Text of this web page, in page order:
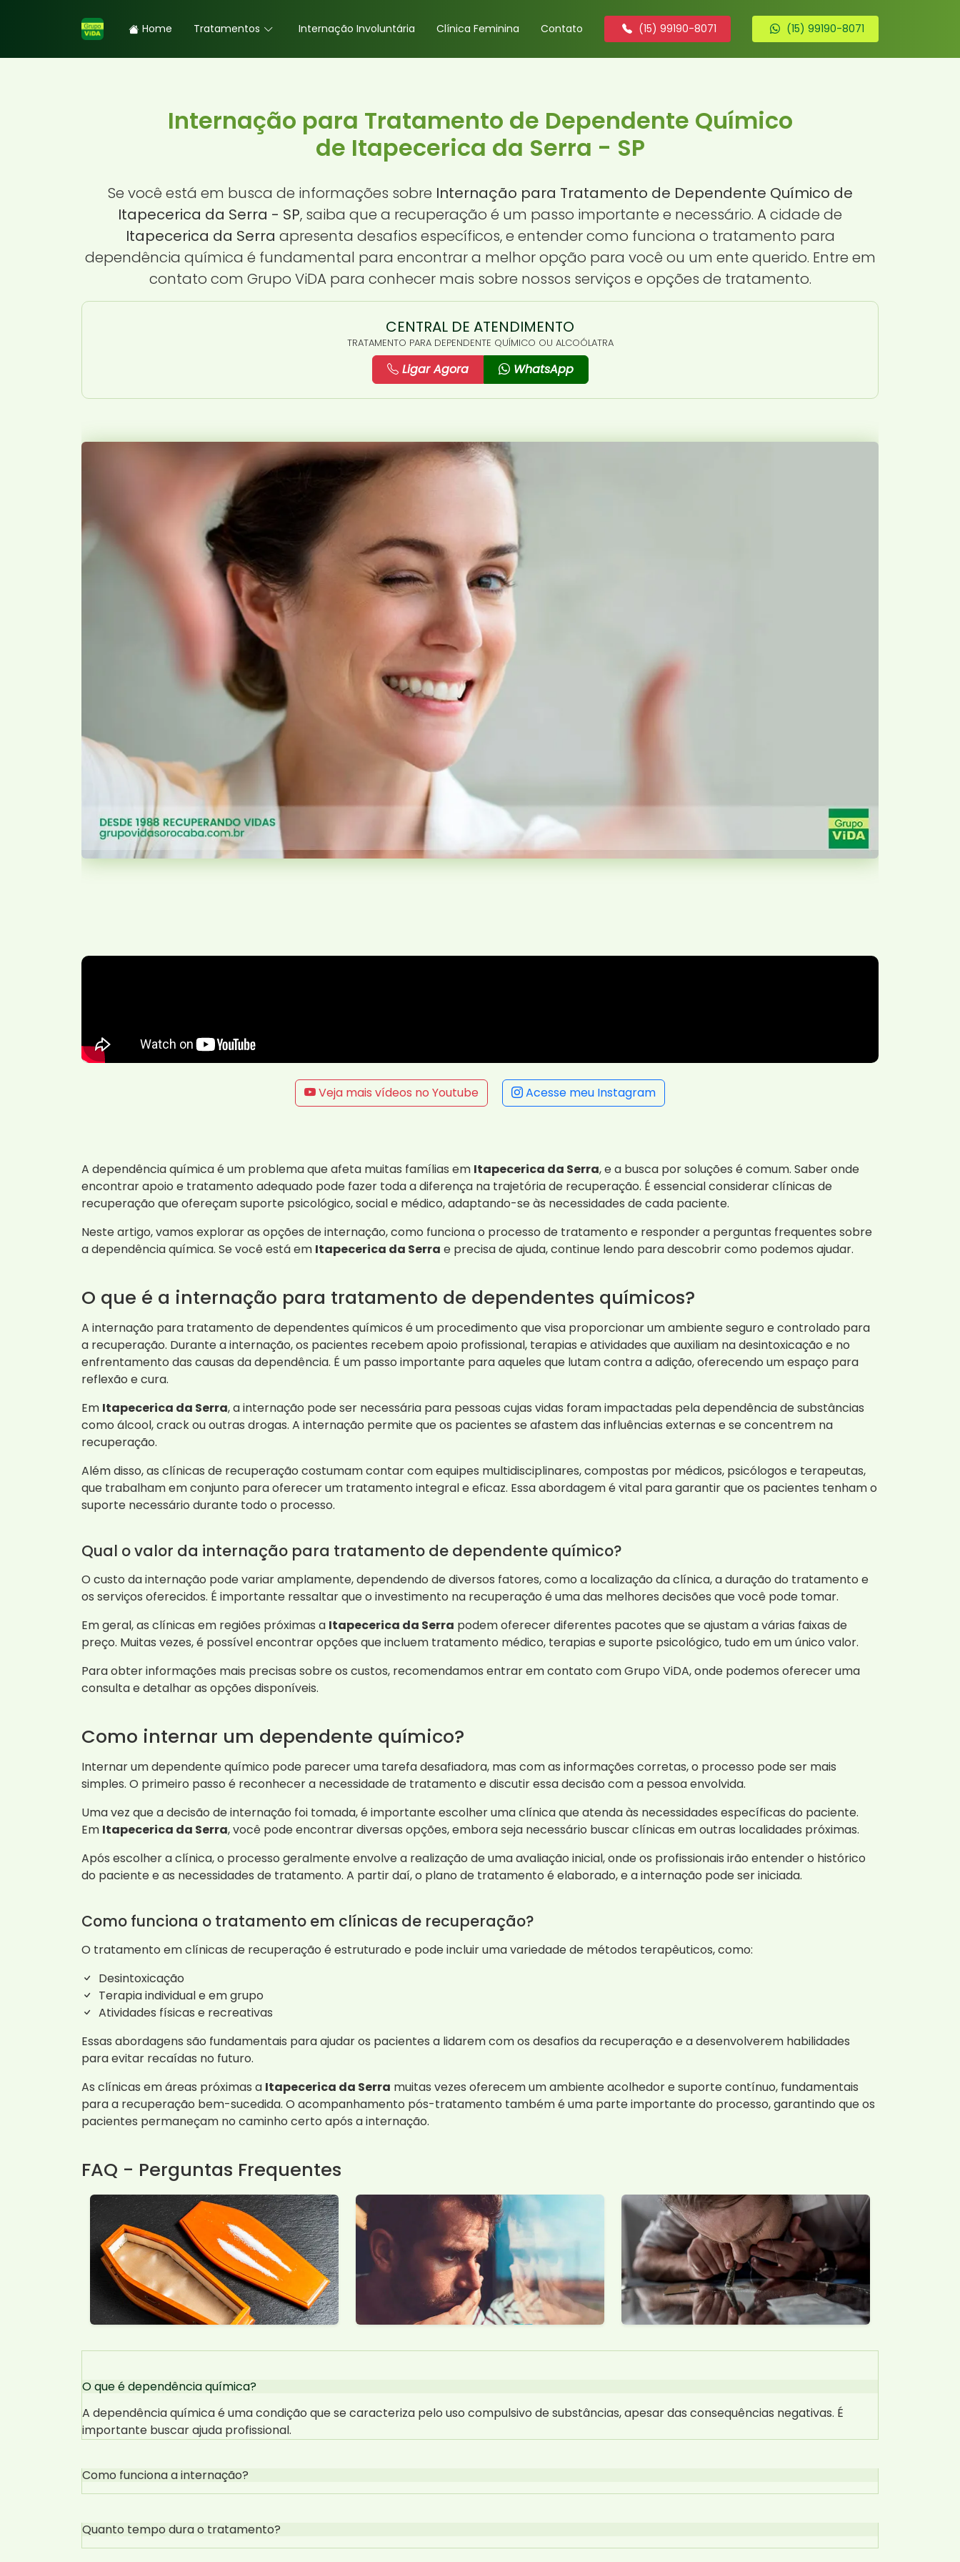
Home Tratamentos Internação Involuntária Clínica Feminina Contato (15) 99190-8071 (15) 99190-8071
Internação para Tratamento de Dependente Químico
de Itapecerica da Serra - SP
Se você está em busca de informações sobre Internação para Tratamento de Dependente Químico de
Itapecerica da Serra - SP, saiba que a recuperação é um passo importante e necessário. A cidade de
Itapecerica da Serra apresenta desafios específicos, e entender como funciona o tratamento para
dependência química é fundamental para encontrar a melhor opção para você ou um ente querido. Entre em
contato com Grupo ViDA para conhecer mais sobre nossos serviços e opções de tratamento.
CENTRAL DE ATENDIMENTO
TRATAMENTO PARA DEPENDENTE QUÍMICO OU ALCOÓLATRA
Ligar Agora WhatsApp
Veja mais vídeos no Youtube Acesse meu Instagram
A dependência química é um problema que afeta muitas famílias em Itapecerica da Serra, e a busca por soluções é comum. Saber onde
encontrar apoio e tratamento adequado pode fazer toda a diferença na trajetória de recuperação. É essencial considerar clínicas de
recuperação que ofereçam suporte psicológico, social e médico, adaptando-se às necessidades de cada paciente.
Neste artigo, vamos explorar as opções de internação, como funciona o processo de tratamento e responder a perguntas frequentes sobre
a dependência química. Se você está em Itapecerica da Serra e precisa de ajuda, continue lendo para descobrir como podemos ajudar.
O que é a internação para tratamento de dependentes químicos?
A internação para tratamento de dependentes químicos é um procedimento que visa proporcionar um ambiente seguro e controlado para
a recuperação. Durante a internação, os pacientes recebem apoio profissional, terapias e atividades que auxiliam na desintoxicação e no
enfrentamento das causas da dependência. É um passo importante para aqueles que lutam contra a adição, oferecendo um espaço para
reflexão e cura.
Em Itapecerica da Serra, a internação pode ser necessária para pessoas cujas vidas foram impactadas pela dependência de substâncias
como álcool, crack ou outras drogas. A internação permite que os pacientes se afastem das influências externas e se concentrem na
recuperação.
Além disso, as clínicas de recuperação costumam contar com equipes multidisciplinares, compostas por médicos, psicólogos e terapeutas,
que trabalham em conjunto para oferecer um tratamento integral e eficaz. Essa abordagem é vital para garantir que os pacientes tenham o
suporte necessário durante todo o processo.
Qual o valor da internação para tratamento de dependente químico?
O custo da internação pode variar amplamente, dependendo de diversos fatores, como a localização da clínica, a duração do tratamento e
os serviços oferecidos. É importante ressaltar que o investimento na recuperação é uma das melhores decisões que você pode tomar.
Em geral, as clínicas em regiões próximas a Itapecerica da Serra podem oferecer diferentes pacotes que se ajustam a várias faixas de
preço. Muitas vezes, é possível encontrar opções que incluem tratamento médico, terapias e suporte psicológico, tudo em um único valor.
Para obter informações mais precisas sobre os custos, recomendamos entrar em contato com Grupo ViDA, onde podemos oferecer uma
consulta e detalhar as opções disponíveis.
Como internar um dependente químico?
Internar um dependente químico pode parecer uma tarefa desafiadora, mas com as informações corretas, o processo pode ser mais
simples. O primeiro passo é reconhecer a necessidade de tratamento e discutir essa decisão com a pessoa envolvida.
Uma vez que a decisão de internação foi tomada, é importante escolher uma clínica que atenda às necessidades específicas do paciente.
Em Itapecerica da Serra, você pode encontrar diversas opções, embora seja necessário buscar clínicas em outras localidades próximas.
Após escolher a clínica, o processo geralmente envolve a realização de uma avaliação inicial, onde os profissionais irão entender o histórico
do paciente e as necessidades de tratamento. A partir daí, o plano de tratamento é elaborado, e a internação pode ser iniciada.
Como funciona o tratamento em clínicas de recuperação?
O tratamento em clínicas de recuperação é estruturado e pode incluir uma variedade de métodos terapêuticos, como:
Desintoxicação
Terapia individual e em grupo
Atividades físicas e recreativas
Essas abordagens são fundamentais para ajudar os pacientes a lidarem com os desafios da recuperação e a desenvolverem habilidades
para evitar recaídas no futuro.
As clínicas em áreas próximas a Itapecerica da Serra muitas vezes oferecem um ambiente acolhedor e suporte contínuo, fundamentais
para a recuperação bem-sucedida. O acompanhamento pós-tratamento também é uma parte importante do processo, garantindo que os
pacientes permaneçam no caminho certo após a internação.
FAQ - Perguntas Frequentes
O que é dependência química?
A dependência química é uma condição que se caracteriza pelo uso compulsivo de substâncias, apesar das consequências negativas. É
importante buscar ajuda profissional.
Como funciona a internação?
Quanto tempo dura o tratamento?